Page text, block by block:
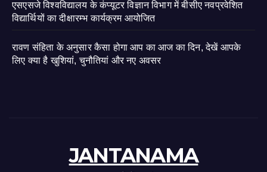
एसएसजे विश्वविद्यालय के कंप्यूटर विज्ञान विभाग में बीसीए नवप्रवेशित
विद्यार्थियों का दीक्षारम्भ कार्यक्रम आयोजित
रावण संहिता के अनुसार कैसा होगा आप का आज का दिन, देखें आपके
लिए क्या है खुशियां, चुनौतियां और नए अवसर
JANTANAMA